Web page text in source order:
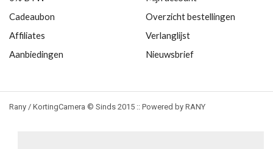
Cadeaubon
Affiliates
Aanbiedingen
Overzicht bestellingen
Verlanglijst
Nieuwsbrief
Rany / KortingCamera © Sinds 2015 :: Powered by RANY